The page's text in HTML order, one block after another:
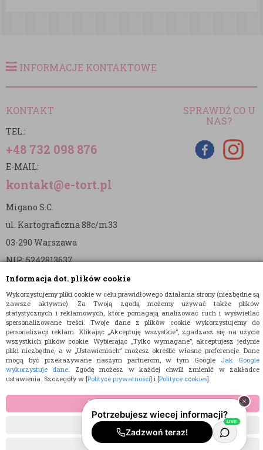
Informacja dot. plików cookie
Wykorzystujemy pliki cookie w celu prawidłowego działania strony (niezbędne są
zawsze aktywne). Za Twoją zgodą możemy używać także plików
statystycznych i reklamowych, które pomagają analizować ruch i wyświetlać
spersonalizowane treści. Twoje dane z plików cookie wykorzystujemy do
personalizacji reklam. Klikając „Akceptuję wszystkie”, zgadzasz się na użycie
wszystkich plików cookie. Wybierając „Tylko wymagane”, akceptujesz jedynie
pliki niezbędne, a w „Ustawieniach” możesz określić własne preferencje. Dane
mogą być przekazywane naszym partnerom, w tym Google Jak Google
wykorzystuje dane. Zgodę możesz w każdej chwili zmienić w zakładce
ustawienia. Szczegóły w [Polityce prywatności] i [Polityce cookies].
AKCEPTUJĘ WSZYSTKIE
TYLKO WYMAGANE
INFORMACJE KONTAKTOWE
KONTAKT
TEL.:
+48 732 098 876
E-MAIL:
kontakt@e-tort.pl
Migano S.C.
ul. Kartograficzna 88c/m33
03-290 Warszawa
NIP: 5242813637
REGON: 365874905
Nr konta (mBank):
36 1140 2004 0000 3902 8144 2737
SPRAWDŹ CO U
NAS?
PROJEKT I OPROGRAMOWANIE SKLEPU: